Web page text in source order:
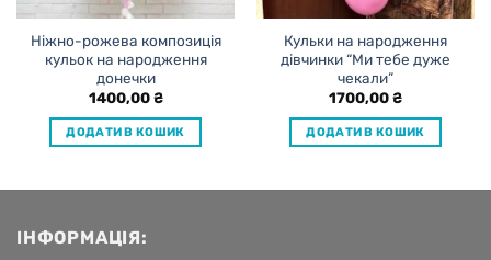
Ніжно-рожева композиція
кульок на народження
донечки
1400,00₴
ДОДАТИ В КОШИК
Кульки на народження
дівчинки “Ми тебе дуже
чекали”
1700,00₴
ДОДАТИ В КОШИК
ІНФОРМАЦІЯ: